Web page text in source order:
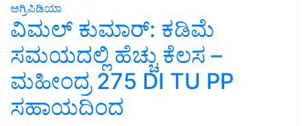
ಅಗ್ರಿಪಿಡಿಯಾ
ವಿಮಲ್ ಕುಮಾರ್: ಕಡಿಮೆ
ಸಮಯದಲ್ಲಿ ಹೆಚ್ಚು ಕೆಲಸ –
ಮಹೀಂದ್ರ 275 DI TU PP
ಸಹಾಯದಿಂದ